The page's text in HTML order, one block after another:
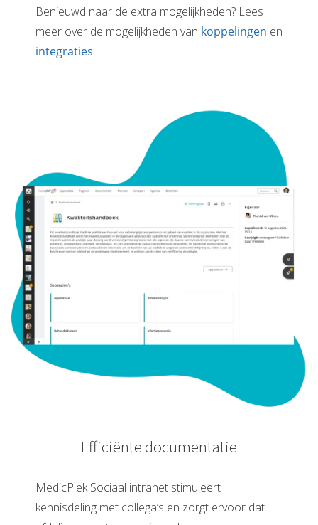
Benieuwd naar de extra mogelijkheden? Lees
meer over de mogelijkheden van koppelingen en
integraties.
Efficiënte documentatie
MedicPlek Sociaal intranet stimuleert
kennisdeling met collega’s en zorgt ervoor dat